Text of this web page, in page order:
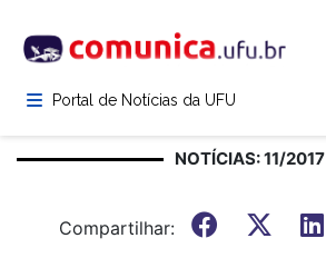
para
conteúdoPortal de Notícias da UFU
NOTÍCIAS: 11/2017
Compartilhar: